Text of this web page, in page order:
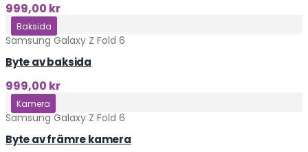
999,00 kr
Klicka här
Baksida
Samsung Galaxy Z Fold 6
Byte av baksida
999,00 kr
Klicka här
Kamera
Samsung Galaxy Z Fold 6
Byte av främre kamera